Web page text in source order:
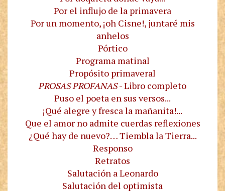
Por el influjo de la primavera
Por un momento, ¡oh Cisne!, juntaré mis
anhelos
Pórtico
Programa matinal
Propósito primaveral
PROSAS PROFANAS- Libro completo
Puso el poeta en sus versos...
¡Qué alegre y fresca la mañanita!...
Que el amor no admite cuerdas reflexiones
¿Qué hay de nuevo?… Tiembla la Tierra...
Responso
Retratos
Salutación a Leonardo
Salutación del optimista